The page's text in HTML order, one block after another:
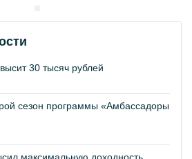
30 тысяч рублей
сезон программы «Амбассадоры